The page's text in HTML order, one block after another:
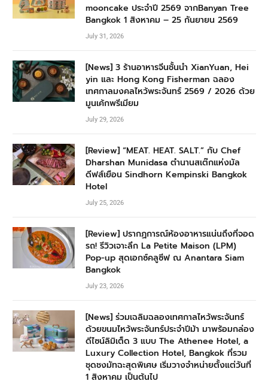
mooncake ประจำปี 2569 จากBanyan Tree
Bangkok 1 สิงหาคม – 25 กันยายน 2569
July 31, 2026
[News] 3 ร้านอาหารจีนชั้นนำ XianYuan, Hei
yin และ Hong Kong Fisherman ฉลอง
เทศกาลมงคลไหว้พระจันทร์ 2569 / 2026 ด้วย
มูนเค้กพรีเมียม
July 29, 2026
[Review] “MEAT. HEAT. SALT.” กับ Chef
Dharshan Munidasa ตำนานสเต๊กแห่งมัล
ดีฟส์เยือน Sindhorn Kempinski Bangkok
Hotel
July 25, 2026
[Review] ปรากฏการณ์ห้องอาหารแน่นถึงที่จอด
รถ! รีวิวเจาะลึก La Petite Maison (LPM)
Pop-up สุดเอกซ์คลูซีฟ ณ Anantara Siam
Bangkok
July 23, 2026
[News] ร่วมเฉลิมฉลองเทศกาลไหว้พระจันทร์
ด้วยขนมไหว้พระจันทร์ประจำปีม้า มาพร้อมกล่อง
ดีไซน์ลิมิเต็ด 3 แบบ The Athenee Hotel, a
Luxury Collection Hotel, Bangkok ที่รวม
ชุดชงมัทฉะสุดพิเศษ เริ่มวางจำหน่ายตั้งแต่วันที่
1 สิงหาคม เป็นต้นไป